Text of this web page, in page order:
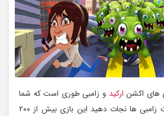
ارکید و زامبی طوری است که شما
باید خود را از دست قیامت زامبی ها نجات دهید این بازی بیش از ۲۰۰